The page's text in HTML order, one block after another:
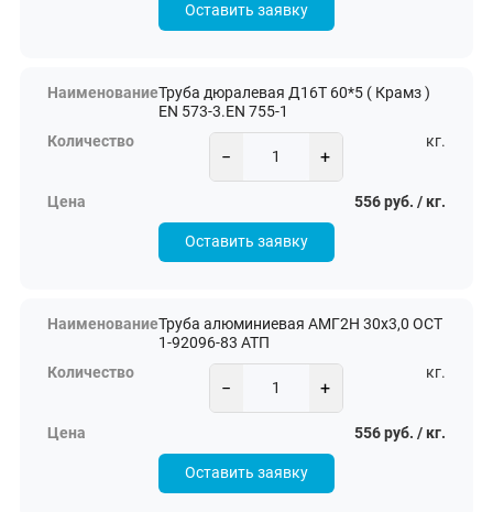
Оставить заявку
Труба дюралевая Д16Т 60*5 ( Крамз )
EN 573-3.EN 755-1
− +
кг.
556 руб. / кг.
Оставить заявку
Труба алюминиевая АМГ2Н 30х3,0 ОСТ
1-92096-83 АТП
− +
кг.
556 руб. / кг.
Оставить заявку